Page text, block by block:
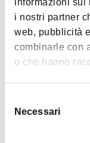
i nostri partner
web, pubblicità
combinarle con
o che hanno
delNecessari
Accademia